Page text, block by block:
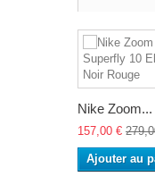
Nike Zoom...
157,00 €
Ajouter au